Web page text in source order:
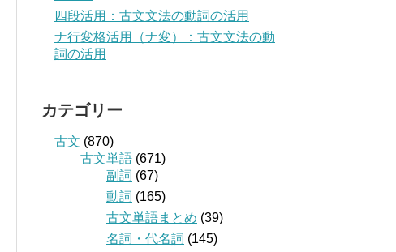
四段活用：古文文法の動詞の活用
ナ行変格活用（ナ変）：古文文法の動
詞の活用
カテゴリー
古文 (870)
古文単語 (671)
副詞 (67)
動詞 (165)
古文単語まとめ (39)
名詞・代名詞 (145)